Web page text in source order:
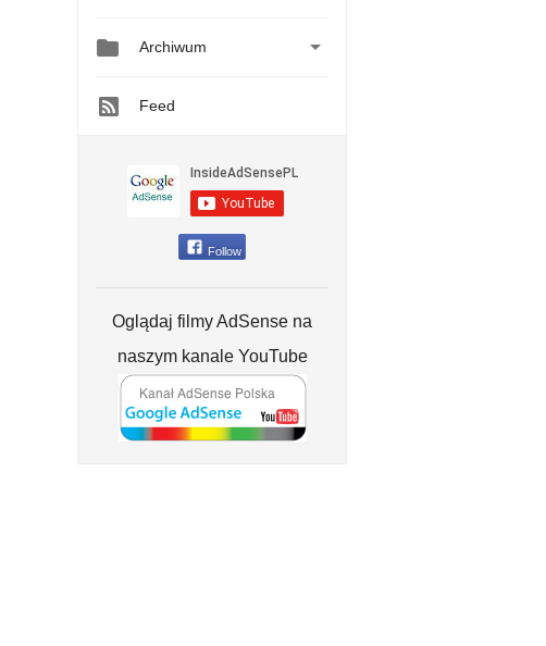
 Archiwum 
Feed
Follow
Oglądaj filmy AdSense na
naszym kanale YouTube